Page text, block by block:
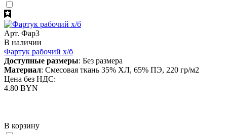
Арт. Фар3
В наличии
Фартук рабочий х/б
Доступные размеры: Без размера
Материал: Смесовая ткань 35% ХЛ, 65% ПЭ, 220 гр/м2
Цена без НДС:
4.80 BYN
В корзину